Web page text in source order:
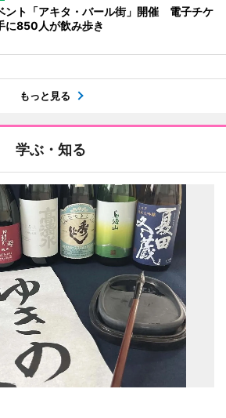
ント「アキタ・バール街」開催 電子チケ
に850人が飲み歩き
もっと見る
学ぶ・知る